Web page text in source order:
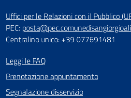
Uffici per le Relazioni con il Pubblico
PEC:
Centralino unico: +39 077691481
Leggi le FAQ
Prenotazione appuntamento
Segnalazione disservizio